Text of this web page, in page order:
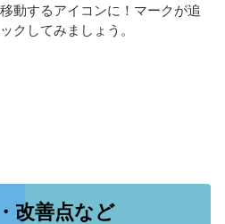
動するアイコンに！マークが追
クしてみましょう。
改善点など